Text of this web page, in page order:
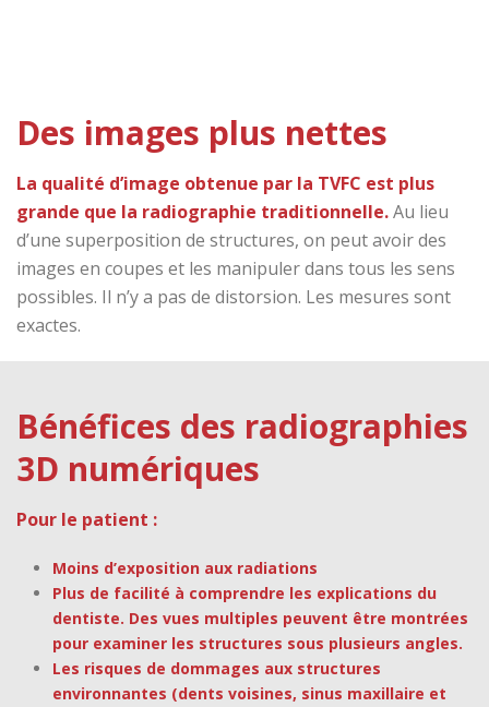
Des images plus nettes
La qualité d’image obtenue par la TVFC est plus
grande que la radiographie traditionnelle.Au lieu
d’une superposition de structures, on peut avoir des
images en coupes et les manipuler dans tous les sens
possibles. Il n’y a pas de distorsion. Les mesures sont
exactes.
Bénéfices des radiographies
3D numériques
Pour le patient :
Moins d’exposition aux radiations
Plus de facilité à comprendre les explications du
dentiste. Des vues multiples peuvent être montrées
pour examiner les structures sous plusieurs angles.
Les risques de dommages aux structures
environnantes (dents voisines, sinus maxillaire et